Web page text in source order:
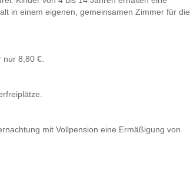
in einem eigenen, gemeinsamen Zimmer für die
8,80 €.
mit Vollpension eine Ermäßigung von